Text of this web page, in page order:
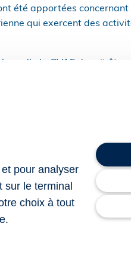
été apportées
qui exercent des
la CVAE devait être
de la CVAE, qui est
en vigueur du
entreprises de navigation
et à l’étranger
pour analyser
sur le terminal
choix à tout